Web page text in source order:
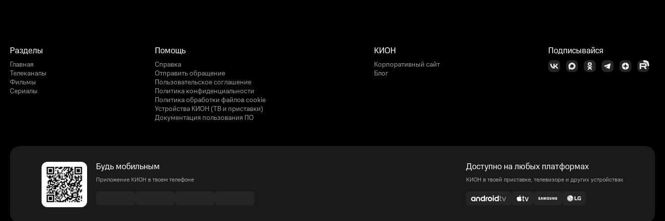
Разделы
Главная
Телеканалы
Фильмы
Сериалы
Помощь
Справка
Отправить обращение
Пользовательское соглашение
Политика конфиденциальности
Политика обработки файлов cookie
Устройства КИОН (ТВ и приставки)
Документация пользования ПО
КИОН
Корпоративный сайт
Блог
Подписывайся
Будь мобильным
Приложение КИОН в твоем телефоне
Доступно на любых платформах
КИОН в твоей приставке, телевизоре и других устройствах